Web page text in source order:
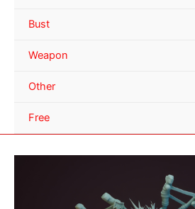
Bust
Weapon
Other
Free